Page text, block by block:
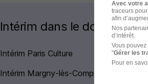
Intérim dans le domaine
Intérim Paris Culture
Intérim Margny-lès-Compiègne Culture
Avec votre
traceurs
afin
Nos
d’intérêt.
Vous
"Gérer les
Pour en